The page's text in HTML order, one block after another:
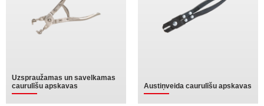
Uzspraužamas un savelkamas
caurulīšu apskavas
Austiņveida caurulīšu apskavas